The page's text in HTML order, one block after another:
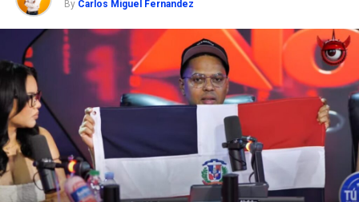
By Carlos Miguel Fernandez